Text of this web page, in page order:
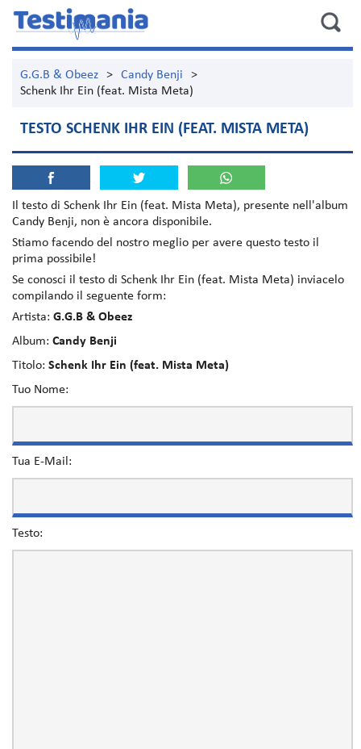
G.G.B & Obeez > Candy Benji
>
Schenk Ihr Ein (feat. Mista Meta)
TESTO SCHENK IHR EIN (FEAT. MISTA META)
Il testo di Schenk Ihr Ein (feat. Mista Meta), presente nell'album
Candy Benji, non è ancora disponibile.
Stiamo facendo del nostro meglio per avere questo testo il
prima possibile!
Se conosci il testo di Schenk Ihr Ein (feat. Mista Meta) inviacelo
compilando il seguente form:
Artista: G.G.B & Obeez
Album: Candy Benji
Titolo: Schenk Ihr Ein (feat. Mista Meta)
Tuo Nome:
Tua E-Mail:
Testo: